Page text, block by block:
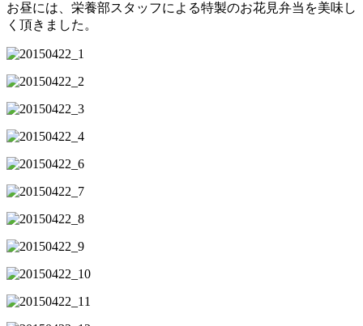
お昼には、栄養部スタッフによる特製のお花見弁当を美味し
く頂きました。